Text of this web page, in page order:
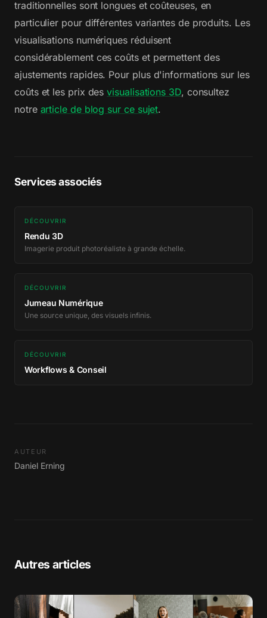
traditionnelles sont longues et coûteuses, en
particulier pour différentes variantes de produits. Les
visualisations numériques réduisent
considérablement ces coûts et permettent des
ajustements rapides. Pour plus d'informations sur les
coûts et les prix desvisualisations 3D, consultez
notre article de blog sur ce sujet.
Services associés
DÉCOUVRIR
Rendu 3D
Imagerie produit photoréaliste à grande échelle.
DÉCOUVRIR
Jumeau Numérique
Une source unique, des visuels infinis.
DÉCOUVRIR
Workflows & Conseil
AUTEUR
Daniel Erning
Autres articles